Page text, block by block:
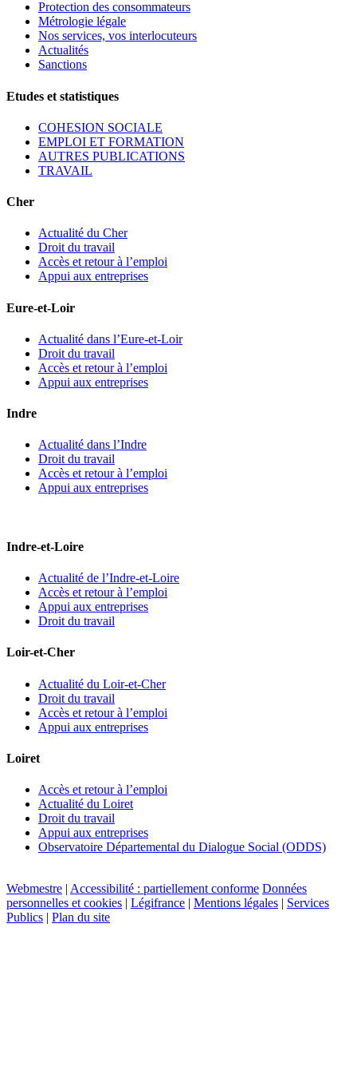
Protection des consommateurs
Métrologie légale
Nos services, vos interlocuteurs
Actualités
Sanctions
Etudes et statistiques
COHESION SOCIALE
EMPLOI ET FORMATION
AUTRES PUBLICATIONS
TRAVAIL
Cher
Actualité du Cher
Droit du travail
Accès et retour à l’emploi
Appui aux entreprises
Eure-et-Loir
Actualité dans l’Eure-et-Loir
Droit du travail
Accès et retour à l’emploi
Appui aux entreprises
Indre
Actualité dans l’Indre
Droit du travail
Accès et retour à l’emploi
Appui aux entreprises
Indre-et-Loire
Actualité de l’Indre-et-Loire
Accès et retour à l’emploi
Appui aux entreprises
Droit du travail
Loir-et-Cher
Actualité du Loir-et-Cher
Droit du travail
Accès et retour à l’emploi
Appui aux entreprises
Loiret
Accès et retour à l’emploi
Actualité du Loiret
Droit du travail
Appui aux entreprises
Observatoire Départemental du Dialogue Social (ODDS)
Webmestre | Accessibilité : partiellement conforme Données
personnelles et cookies | Légifrance | Mentions légales | Services
Publics | Plan du site